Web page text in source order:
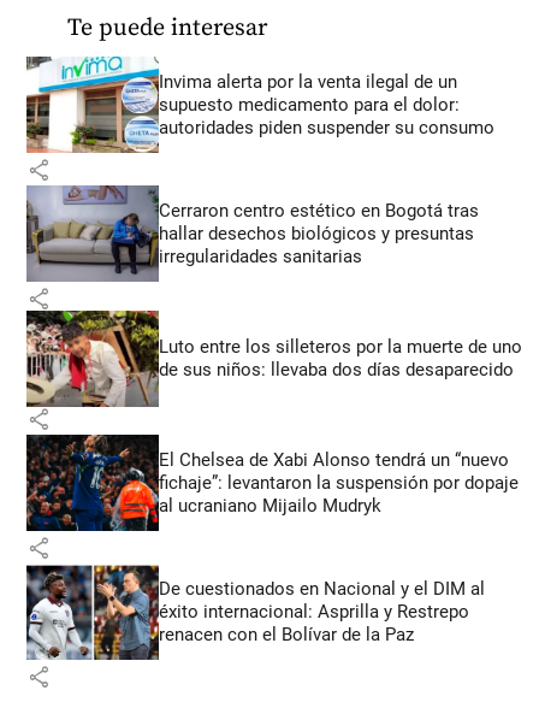
Te puede interesar
Invima alerta por la venta ilegal de un
supuesto medicamento para el dolor:
autoridades piden suspender su consumo
share
Cerraron centro estético en Bogotá tras
hallar desechos biológicos y presuntas
irregularidades sanitarias
share
Luto entre los silleteros por la muerte de uno
de sus niños: llevaba dos días desaparecido
share
El Chelsea de Xabi Alonso tendrá un “nuevo
fichaje”: levantaron la suspensión por dopaje
al ucraniano Mijailo Mudryk
share
De cuestionados en Nacional y el DIM al
éxito internacional: Asprilla y Restrepo
renacen con el Bolívar de la Paz
share